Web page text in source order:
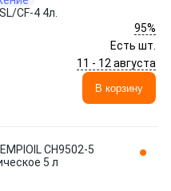
CF-4 4л.
95%
Есть шт.
11 - 12 августа
В корзину
CH9502-5
5 л